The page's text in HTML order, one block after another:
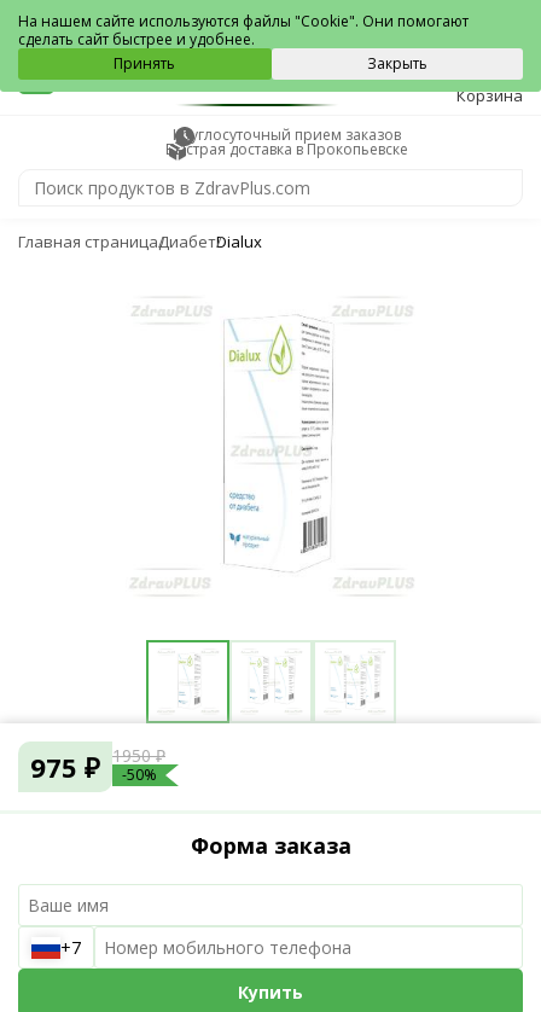
Прокопьевск
0
Корзина
Круглосуточный прием заказов
Быстрая доставка в Прокопьевске
Главная страницаДиабетDialux
975 ₽ 1950 ₽
-50%
Форма заказа
+7
Купить
На нашем сайте используются файлы "Cookie". Они помогают
сделать сайт быстрее и удобнее.
Принять
Закрыть